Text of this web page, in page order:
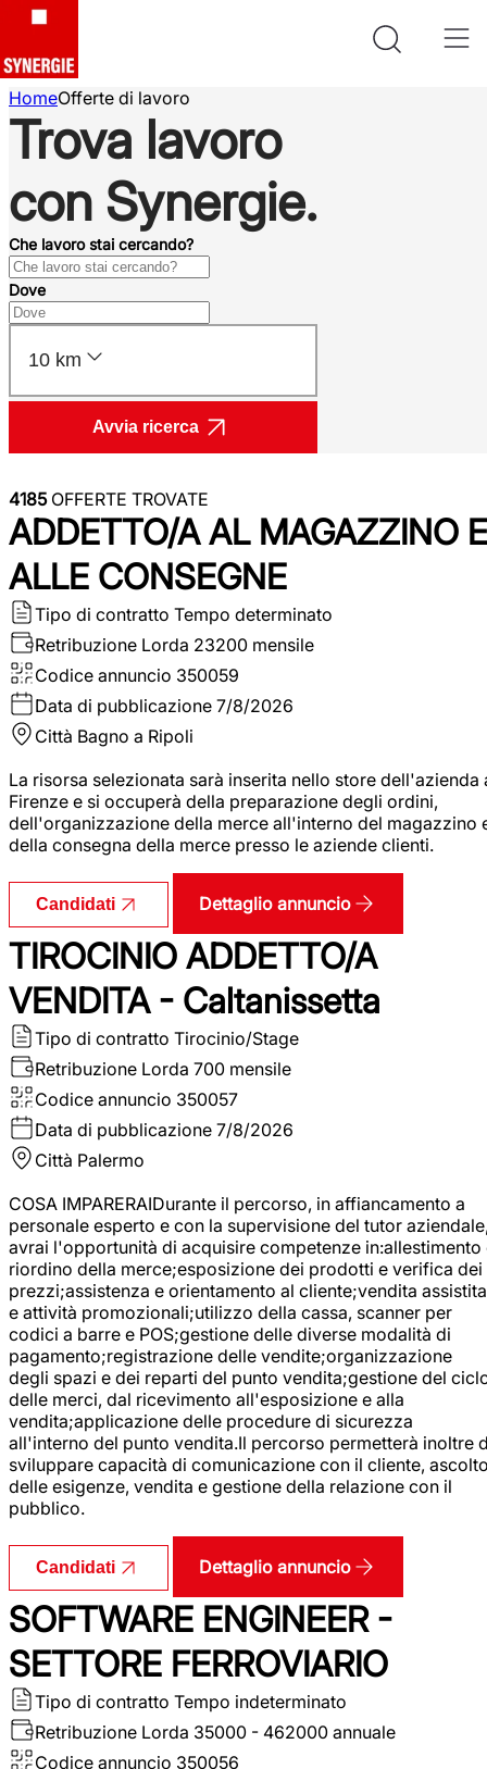
HomeOfferte di lavoro
Trova lavoro
con Synergie.
Che lavoro stai cercando?
Dove
10 km
Avvia ricerca
4185OFFERTE TROVATE
ADDETTO/A AL MAGAZZINO E
ALLE CONSEGNE
Tipo di contratto Tempo determinato
Retribuzione Lorda 23200 mensile
Codice annuncio 350059
Data di pubblicazione 7/8/2026
Città Bagno a Ripoli
La risorsa selezionata sarà inserita nello store dell'azienda
Firenze e si occuperà della preparazione degli ordini,
dell'organizzazione della merce all'interno del magazzino
della consegna della merce presso le aziende clienti.
Candidati Dettaglio annuncio
TIROCINIO ADDETTO/A
VENDITA - Caltanissetta
Tipo di contratto Tirocinio/Stage
Retribuzione Lorda 700 mensile
Codice annuncio 350057
Data di pubblicazione 7/8/2026
Città Palermo
COSA IMPARERAIDurante il percorso, in affiancamento a
personale esperto e con la supervisione del tutor
avrai l'opportunità di acquisire competenze in:allestimento
riordino della merce;esposizione dei prodotti e verifica dei
prezzi;assistenza e orientamento al cliente;vendita assistita
e attività promozionali;utilizzo della cassa, scanner per
codici a barre e POS;gestione delle diverse modalità di
pagamento;registrazione delle vendite;organizzazione
degli spazi e dei reparti del punto vendita;gestione del
delle merci, dal ricevimento all'esposizione e alla
vendita;applicazione delle procedure di sicurezza
all'interno del punto vendita.Il percorso permetterà inoltre
sviluppare capacità di comunicazione con il cliente,
delle esigenze, vendita e gestione della relazione con il
pubblico.
Candidati Dettaglio annuncio
SOFTWARE ENGINEER -
SETTORE FERROVIARIO
Tipo di contratto Tempo indeterminato
Retribuzione Lorda 35000 - 462000 annuale
Codice annuncio 350056